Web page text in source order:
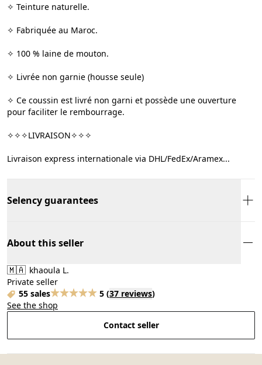
✧ Teinture naturelle.
✧ Fabriquée au Maroc.
✧ 100 % laine de mouton.
✧ Livrée non garnie (housse seule)
✧ Ce coussin est livré non garni et possède une ouverture
pour faciliter le rembourrage.
✧✧✧LIVRAISON✧✧✧
Livraison express internationale via DHL/FedEx/Aramex...
Selency guarantees
About this seller
🇲🇦 khaoula L.
Private seller
55 sales
5 (37 reviews)
See the shop
Contact seller